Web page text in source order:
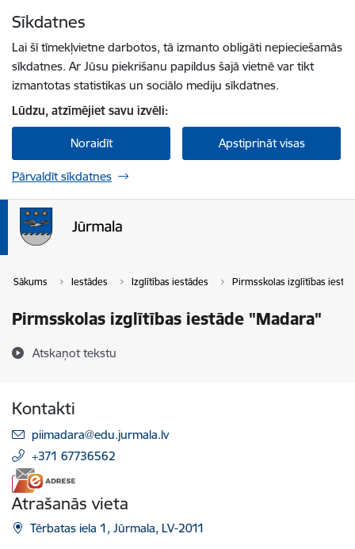
Sīkdatnes
Lai šī tīmekļvietne darbotos, tā izmanto obligāti nepieciešamās
sīkdatnes. Ar Jūsu piekrišanu papildus šajā vietnē var tikt
izmantotas statistikas un sociālo mediju sīkdatnes.
Lūdzu, atzīmējiet savu izvēli:
Noraidīt Apstiprināt visas
Pārvaldīt sīkdatnes
Sākums Iestādes Izglītības iestādes Pirmsskolas izglītības
Pirmsskolas izglītības iestāde "Madara"
Atskaņot tekstu
Kontakti
E-pasts:
piimadara@edu.jurmala.lv
+371 67736562
Atrašanās vieta
Tērbatas iela 1, Jūrmala, LV-2011